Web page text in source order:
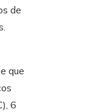
de
que
6